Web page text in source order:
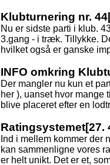
Klubturnering nr. 44
Nu er sidste parti i klub.
3.gang - i træk. Tillykke.
hvilket også er ganske
INFO omkring
Der mangler nu kun et
her ), uanset hvor mange
blive placeret efter en
Ratingsystemet[27.
Ind i mellem kommer der
kan sammenligne vores
er helt unikt. Det er et,